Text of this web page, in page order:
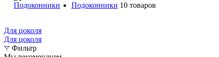
Подоконники 10 товаров
Для цоколя
Для цоколя
Фильтр